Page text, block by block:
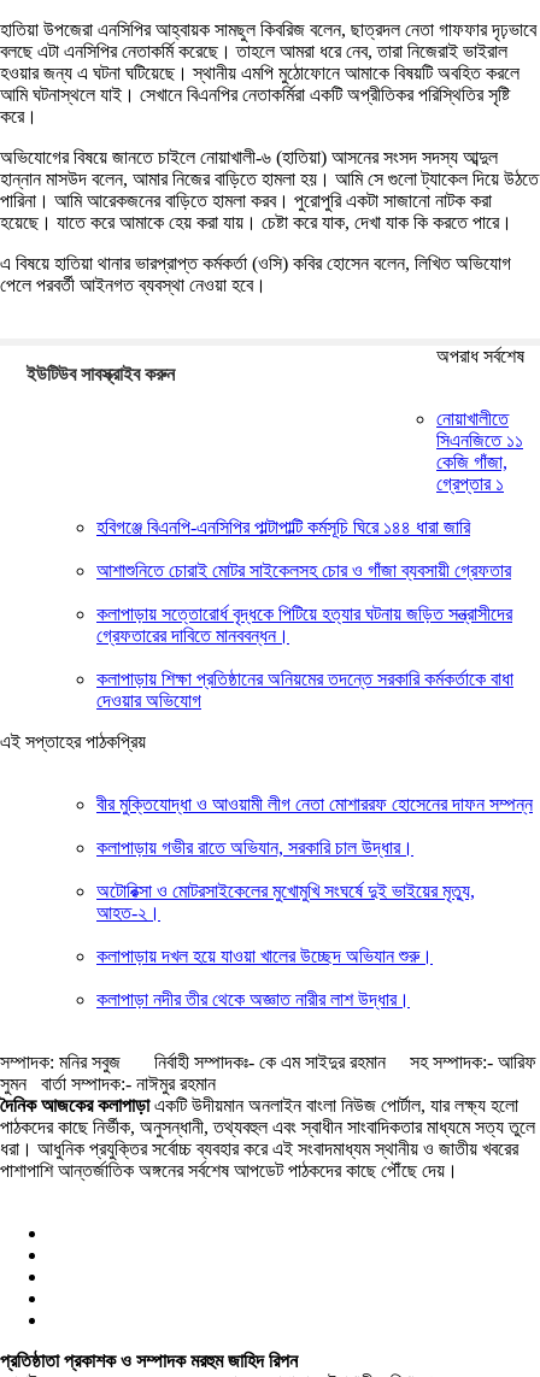
হাতিয়া উপজেরা এনসিপির আহ্বায়ক সামছুল কিবরিজ বলেন, ছাত্রদল নেতা গাফফার দৃঢ়ভাবে
বলছে এটা এনসিপির নেতাকর্মি করেছে। তাহলে আমরা ধরে নেব, তারা নিজেরাই ভাইরাল
হওয়ার জন্য এ ঘটনা ঘটিয়েছে। স্থানীয় এমপি মুঠোফোনে আমাকে বিষয়টি অবহিত করলে
আমি ঘটনাস্থলে যাই। সেখানে বিএনপির নেতাকর্মিরা একটি অপ্রীতিকর পরিস্থিতির সৃষ্টি
করে।
অভিযোগের বিষয়ে জানতে চাইলে নোয়াখালী-৬ (হাতিয়া) আসনের সংসদ সদস্য আব্দুল
হান্নান মাসউদ বলেন, আমার নিজের বাড়িতে হামলা হয়। আমি সে গুলো ট্যাকেল দিয়ে উঠতে
পারিনা। আমি আরেকজনের বাড়িতে হামলা করব। পুরোপুরি একটা সাজানো নাটক করা
হয়েছে। যাতে করে আমাকে হেয় করা যায়। চেষ্টা করে যাক, দেখা যাক কি করতে পারে।
এ বিষয়ে হাতিয়া থানার ভারপ্রাপ্ত কর্মকর্তা (ওসি) কবির হোসেন বলেন, লিখিত অভিযোগ
পেলে পরবর্তী আইনগত ব্যবস্থা নেওয়া হবে।
ইউটিউব সাবস্ক্রাইব করুন
অপরাধ সর্বশেষ
নোয়াখালীতে
সিএনজিতে ১১
কেজি গাঁজা,
গ্রেপ্তার ১
হবিগঞ্জে বিএনপি-এনসিপির পাল্টাপাল্টি কর্মসূচি ঘিরে ১৪৪ ধারা জারি
আশাশুনিতে চোরাই মোটর সাইকেলসহ চোর ও গাঁজা ব্যবসায়ী গ্রেফতার
কলাপাড়ায় সত্তোরোর্ধ বৃদ্ধকে পিটিয়ে হত্যার ঘটনায় জড়িত সন্ত্রাসীদের
গ্রেফতারের দাবিতে মানববন্ধন।
কলাপাড়ায় শিক্ষা প্রতিষ্ঠানের অনিয়মের তদন্তে সরকারি কর্মকর্তাকে বাধা
দেওয়ার অভিযোগ
এই সপ্তাহের পাঠকপ্রিয়
বীর মুক্তিযোদ্ধা ও আওয়ামী লীগ নেতা মোশাররফ হোসেনের দাফন সম্পন্ন
কলাপাড়ায় গভীর রাতে অভিযান, সরকারি চাল উদ্ধার।
অটোরিক্সা ও মোটরসাইকেলের মুখোমুখি সংঘর্ষে দুই ভাইয়ের মৃত্যু,
আহত-২।
কলাপাড়ায় দখল হয়ে যাওয়া খালের উচ্ছেদ অভিযান শুরু।
কলাপাড়া নদীর তীর থেকে অজ্ঞাত নারীর লাশ উদ্ধার।
সম্পাদক: মনির সবুজ নির্বাহী সম্পাদকঃ- কে এম সাইদুর রহমান সহ সম্পাদক:- আরিফ
সুমন বার্তা সম্পাদক:- নাঈমুর রহমান
দৈনিক আজকের কলাপাড়াএকটি উদীয়মান অনলাইন বাংলা নিউজ পোর্টাল, যার লক্ষ্য হলো
পাঠকদের কাছে নির্ভীক, অনুসন্ধানী, তথ্যবহুল এবং স্বাধীন সাংবাদিকতার মাধ্যমে সত্য তুলে
ধরা। আধুনিক প্রযুক্তির সর্বোচ্চ ব্যবহার করে এই সংবাদমাধ্যম স্থানীয় ও জাতীয় খবরের
পাশাপাশি আন্তর্জাতিক অঙ্গনের সর্বশেষ আপডেট পাঠকদের কাছে পৌঁছে দেয়।
প্রতিষ্ঠাতা প্রকাশক ও সম্পাদক মরহুম জাহিদ রিপন